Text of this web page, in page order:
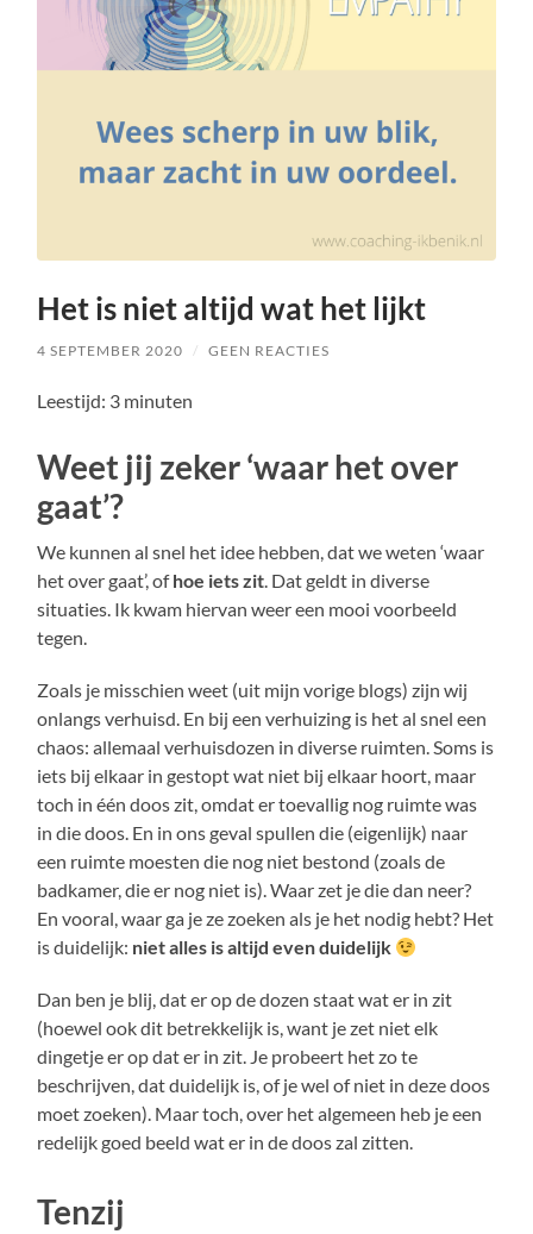
Het is niet altijd wat het lijkt
4 SEPTEMBER 2020 / GEEN REACTIES
Leestijd: 3 minuten
Weet jij zeker ‘waar het over
gaat’?
We kunnen al snel het idee hebben, dat we weten ‘waar
het over gaat’, ofhoe iets zit. Dat geldt in diverse
situaties. Ik kwam hiervan weer een mooi voorbeeld
tegen.
Zoals je misschien weet (uit mijn vorige blogs) zijn wij
onlangs verhuisd. En bij een verhuizing is het al snel een
chaos: allemaal verhuisdozen in diverse ruimten. Soms is
iets bij elkaar in gestopt wat niet bij elkaar hoort, maar
toch in één doos zit, omdat er toevallig nog ruimte was
in die doos. En in ons geval spullen die (eigenlijk) naar
een ruimte moesten die nog niet bestond (zoals de
badkamer, die er nog niet is). Waar zet je die dan neer?
En vooral, waar ga je ze zoeken als je het nodig hebt? Het
is duidelijk: niet alles is altijd even duidelijk
Dan ben je blij, dat er op de dozen staat wat er in zit
(hoewel ook dit betrekkelijk is, want je zet niet elk
dingetje er op dat er in zit. Je probeert het zo te
beschrijven, dat duidelijk is, of je wel of niet in deze doos
moet zoeken). Maar toch, over het algemeen heb je een
redelijk goed beeld wat er in de doos zal zitten.
Tenzij